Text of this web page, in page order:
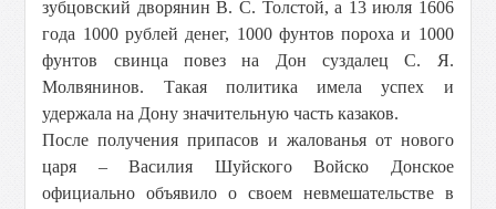
зубцовский дворянин В. С. Толстой, а 13 июля 1606
года 1000 рублей денег, 1000 фунтов пороха и 1000
фунтов свинца повез на Дон суздалец С. Я.
Молвянинов. Такая политика имела успех и
удержала на Дону значительную часть казаков.
После получения припасов и жалованья от нового
царя – Василия Шуйского Войско Донское
официально объявило о своем невмешательстве в